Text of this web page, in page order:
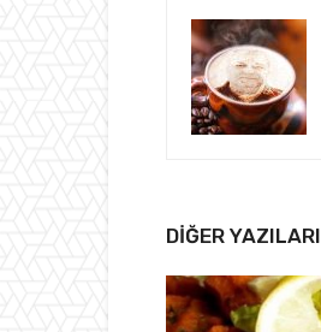
DIĞER YAZILARI